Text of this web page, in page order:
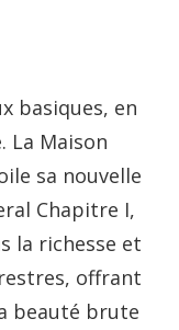
basiques, en
La Maison
sa nouvelle
Chapitre I,
la richesse et
offrant
beauté brute